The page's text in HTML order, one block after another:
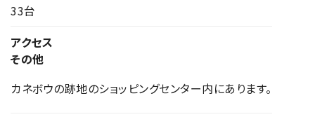
33台
アクセス
その他
カネボウの跡地のショッピングセンター内にあります。